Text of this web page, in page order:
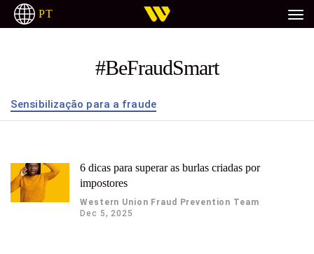
PT
#BeFraudSmart
Sensibilização para a fraude
6 dicas para superar as burlas criadas por
impostores
Western Union Fraud Prevention Team
Dec 5, 2025